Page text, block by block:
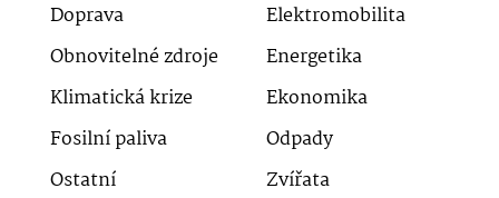
Doprava
Elektromobilita
Obnovitelné zdroje
Energetika
Klimatická krize
Ekonomika
Fosilní paliva
Odpady
Ostatní
Zvířata